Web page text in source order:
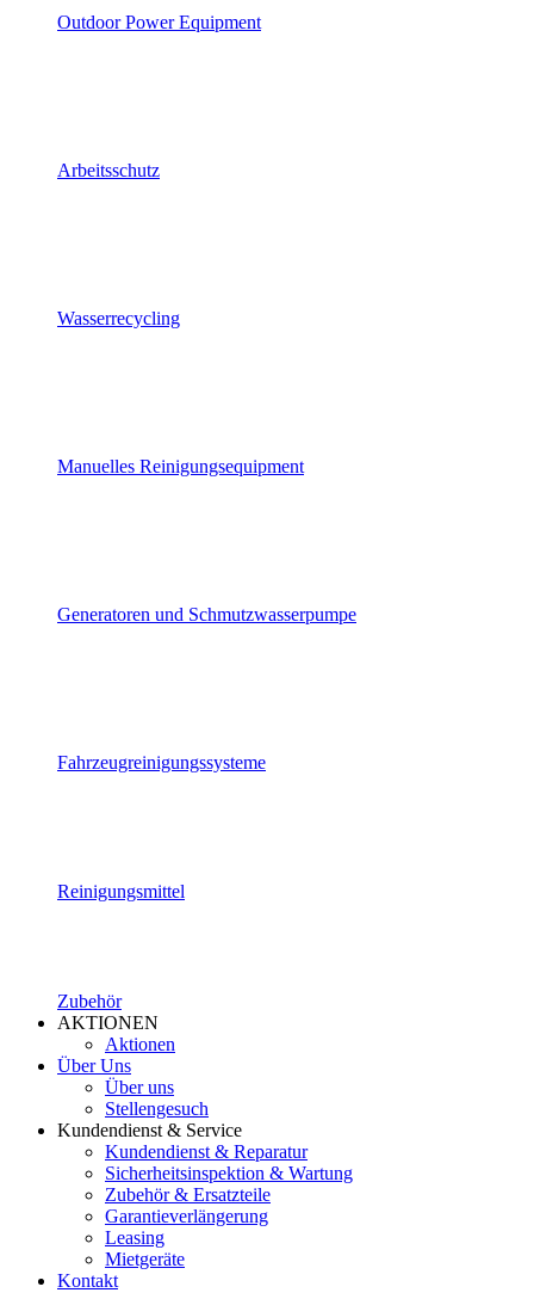
Outdoor Power Equipment
Arbeitsschutz
Wasserrecycling
Manuelles Reinigungsequipment
Generatoren und Schmutzwasserpumpe
Fahrzeugreinigungssysteme
Reinigungsmittel
Zubehör
AKTIONEN
Aktionen
Über Uns
Über uns
Stellengesuch
Kundendienst & Service
Kundendienst & Reparatur
Sicherheitsinspektion & Wartung
Zubehör & Ersatzteile
Garantieverlängerung
Leasing
Mietgeräte
Kontakt